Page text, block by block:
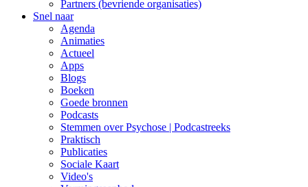
Partners (bevriende organisaties)
Snel naar
Agenda
Animaties
Actueel
Apps
Blogs
Boeken
Goede bronnen
Podcasts
Stemmen over Psychose | Podcastreeks
Praktisch
Publicaties
Sociale Kaart
Video's